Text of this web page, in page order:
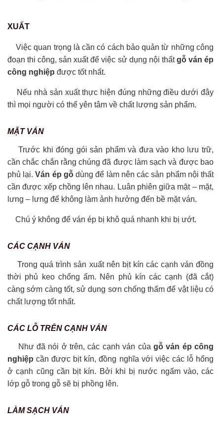
XUẤT
Việc quan trọng là cần có cách bảo quản từ những công
đoạn thi công, sản xuất để việc sử dụng nội thấtgỗ ván ép
công nghiệp được tốt nhất.
Nếu nhà sản xuất thực hiện đúng những điều dưới đây
thì mọi người có thể yên tâm về chất lượng sản phẩm.
MẶT VÁN
Trước khi đóng gói sản phẩm và đưa vào kho lưu trữ,
cần chắc chắn rằng chúng đã được làm sạch và được bao
phủ lại.Ván ép gỗdùng để làm nên các sản phẩm nội thất
cần được xếp chồng lên nhau. Luân phiên giữa mặt – mặt,
lưng – lưng để không làm ảnh hưởng đến bề mặt ván.
Chú ý không để ván ép bị khô quá nhanh khi bị ướt.
CÁC CẠNH VÁN
Trong quá trình sản xuất nên bịt kín các cạnh ván đồng
thời phủ keo chống ẩm. Nên phủ kín các cạnh (đã cắt)
càng sớm càng tốt, sử dụng sơn chống thấm để vật liệu có
chất lượng tốt nhất.
CÁC LỖ TRÊN CẠNH VÁN
Như đã nói ở trên, các cạnh ván của gỗ ván ép công
nghiệp cần được bịt kín, đồng nghĩa với việc các lỗ hổng
ở cạnh cũng cần bịt kín. Bởi khi bị nước ngấm vào, các
lớp gỗ trong gỗ sẽ bị phồng lên.
LÀM SẠCH VÁN